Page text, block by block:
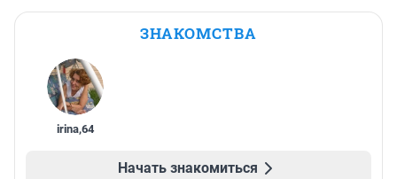
ЗНАКОМСТВА
irina,64
Начать знакомиться